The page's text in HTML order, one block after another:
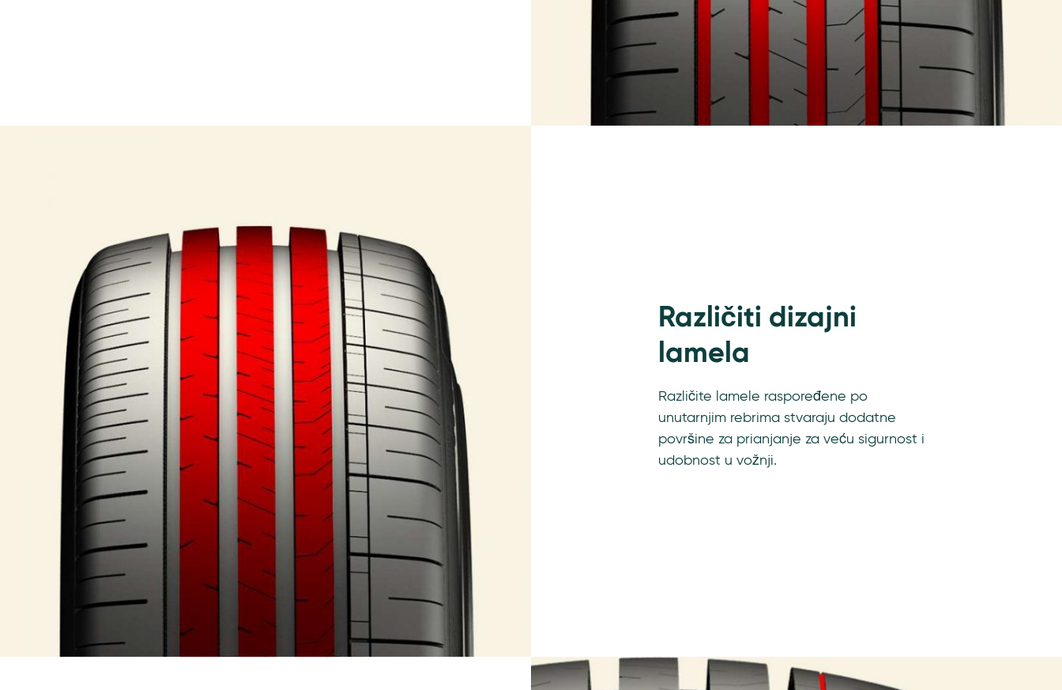
Različiti dizajni
lamela
Različite lamele raspoređene po
unutarnjim rebrima stvaraju dodatne
površine za prianjanje za veću sigurnost i
udobnost u vožnji.